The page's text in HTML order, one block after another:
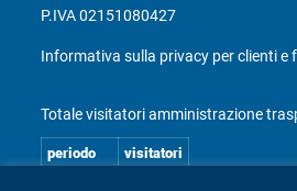
P.IVA 02151080427
Informativa sulla privacy per clienti e
Totale visitatori amministrazione
periodo
visitatori